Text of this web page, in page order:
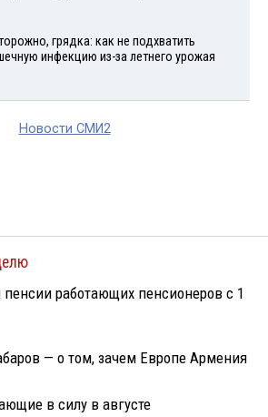
грядка: как не подхватить
инфекцию из-за летнего урожая
Новости СМИ2
пенсии работающих пенсионеров с 1
— о том, зачем Европе Армения
в силу в августе